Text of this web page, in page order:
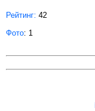
Рейтинг: 42
Фото: 1